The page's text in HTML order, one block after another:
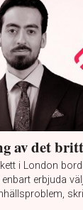
av det
i London
erbjuda